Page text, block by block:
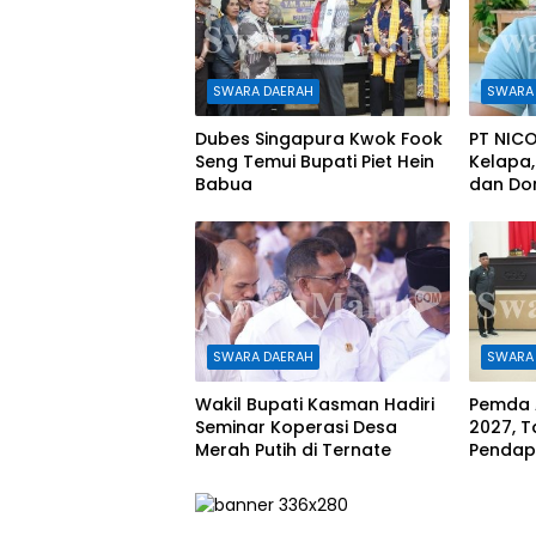
SWARA DAERAH
Dubes Singapura Kwok Fook
Seng Temui Bupati Piet Hein
Babua
PT
dan
SWARA DAERAH
Wakil Bupati Kasman Hadiri
Seminar Koperasi Desa
Merah Putih di Ternate
Pemda
2027,